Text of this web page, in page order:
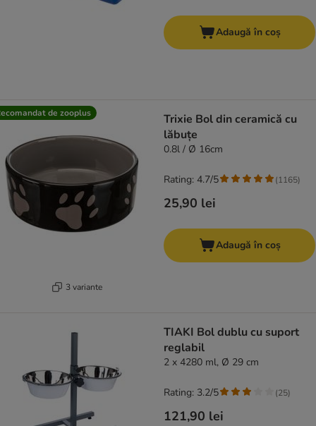
Adaugă în coș
de zooplus
3 variante
Trixie Bol din ceramică cu
lăbuțe
0.8l / Ø 16cm
25,90 lei
Rating: 4.7/5 (1165)
Adaugă în coș
TIAKI Bol dublu cu suport
reglabil
2 x 4280 ml, Ø 29 cm
121,90 lei
Rating: 3.2/5 (25)